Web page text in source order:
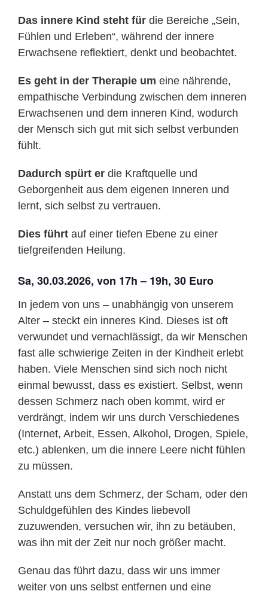
Das innere Kind steht für die Bereiche „Sein,
Fühlen und Erleben“, während der innere
Erwachsene reflektiert, denkt und beobachtet.
Es geht in der Therapie um eine nährende,
empathische Verbindung zwischen dem inneren
Erwachsenen und dem inneren Kind, wodurch
der Mensch sich gut mit sich selbst verbunden
fühlt.
Dadurch spürt er die Kraftquelle und
Geborgenheit aus dem eigenen Inneren und
lernt, sich selbst zu vertrauen.
Dies führt auf einer tiefen Ebene zu einer
tiefgreifenden Heilung.
Sa, 30.03.2026, von 17h – 19h, 30 Euro
In jedem von uns – unabhängig von unserem
Alter – steckt ein inneres Kind. Dieses ist oft
verwundet und vernachlässigt, da wir Menschen
fast alle schwierige Zeiten in der Kindheit erlebt
haben. Viele Menschen sind sich noch nicht
einmal bewusst, dass es existiert. Selbst, wenn
dessen Schmerz nach oben kommt, wird er
verdrängt, indem wir uns durch Verschiedenes
(Internet, Arbeit, Essen, Alkohol, Drogen, Spiele,
etc.) ablenken, um die innere Leere nicht fühlen
zu müssen.
Anstatt uns dem Schmerz, der Scham, oder den
Schuldgefühlen des Kindes liebevoll
zuzuwenden, versuchen wir, ihn zu betäuben,
was ihn mit der Zeit nur noch größer macht.
Genau das führt dazu, dass wir uns immer
weiter von uns selbst entfernen und eine